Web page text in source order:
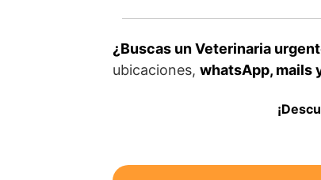
¿Buscas un Veterinaria
ubicaciones, whatsApp, mails